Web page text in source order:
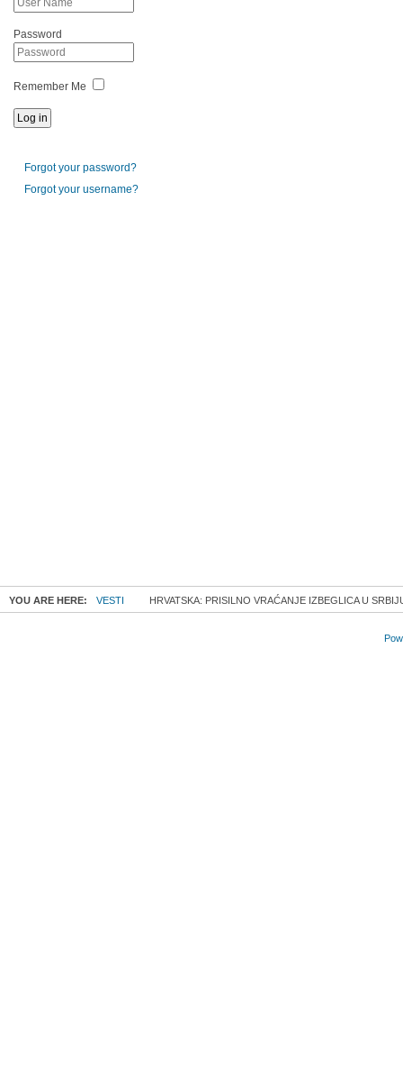
Password
Remember Me
Forgot your password?
Forgot your username?
YOU ARE HERE: VESTI HRVATSKA: PRISILNO VRAĆANJE IZBEGLICA U